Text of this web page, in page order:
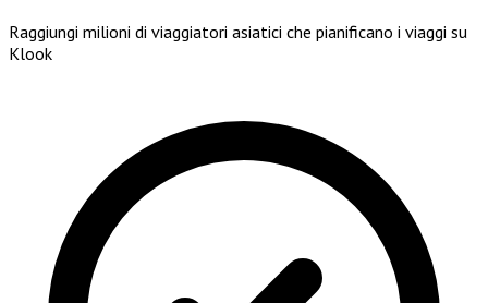
Raggiungi milioni di viaggiatori asiatici che pianificano i viaggi su
Klook